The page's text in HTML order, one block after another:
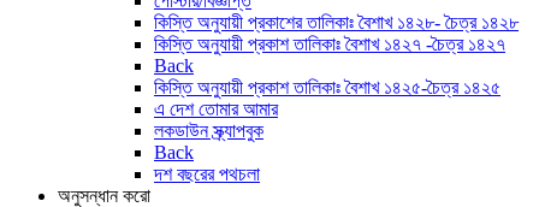
কিস্তি অনুযায়ী প্রকাশের তালিকাঃ বৈশাখ ১৪২৮- চৈত্র ১৪২৮
কিস্তি অনুযায়ী প্রকাশ তালিকাঃ বৈশাখ ১৪২৭ -চৈত্র ১৪২৭
Back
কিস্তি অনুযায়ী প্রকাশ তালিকাঃ বৈশাখ ১৪২৫-চৈত্র ১৪২৫
এ দেশ তোমার আমার
লকডাউন স্ক্র্যাপবুক
Back
দশ বছরের পথচলা
অনুসন্ধান করো